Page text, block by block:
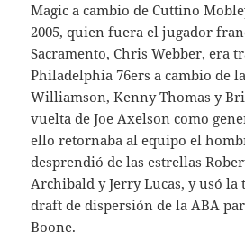
Magic a cambio de Cuttino
2005, quien fuera el jugador
Sacramento, Chris Webber, era
Philadelphia 76ers a cambio de
Williamson, Kenny Thomas y
vuelta de Joe Axelson como
ello retornaba al equipo el
desprendió de las estrellas
Archibald y Jerry Lucas, y usó
draft de dispersión de la ABA
Boone.